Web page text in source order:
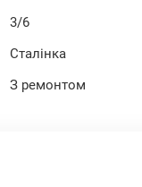
3/6
Сталінка
З ремонтом